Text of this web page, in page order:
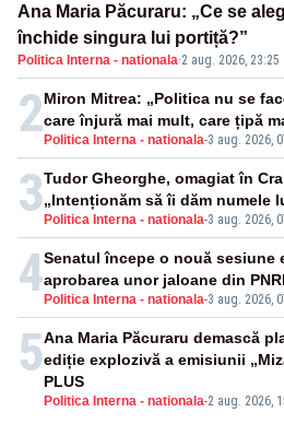
Ana Maria Păcuraru: „Ce se
închide singura lui portiță?”
Politica Interna - nationala·2 aug. 2026, 23:25
2 Politica Interna - nationala-3 aug. 2026,
Miron Mitrea: „Politica nu se
care înjură mai mult, care țipă
3 Politica Interna - nationala-3 aug. 2026,
Tudor Gheorghe, omagiat în
„Intenționăm să îi dăm numele
4 Politica Interna - nationala-3 aug. 2026,
Senatul începe o nouă sesiune
aprobarea unor jaloane din
5
Politica Interna - nationala-2 aug. 2026,
Ana Maria Păcuraru demască
ediție explozivă a emisiunii
PLUS